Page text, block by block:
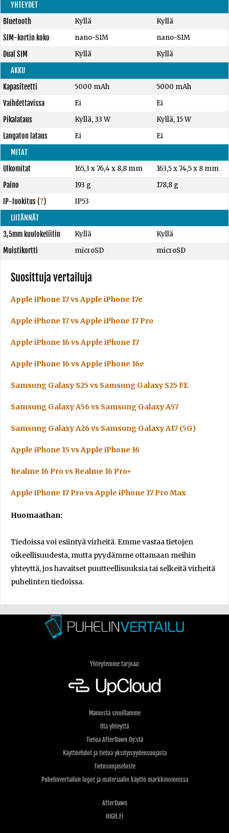
YHTEYDET
Bluetooth
Kyllä
Kyllä
SIM-kortin koko
nano-SIM
nano-SIM
Dual SIM
Kyllä
Kyllä
AKKU
Kapasiteetti
5000 mAh
5000 mAh
Vaihdettavissa
Ei
Ei
Pikalataus
Kyllä, 33 W
Kyllä, 15 W
Langaton lataus
Ei
Ei
MITAT
Ulkomitat
165,3 x 76,4 x 8,8 mm
163,5 x 74,5 x 8 mm
Paino
193 g
178,8 g
IP-luokitus(?)
IP53
LIITÄNNÄT
3,5mm kuulokeliitin
Kyllä
Kyllä
Muistikortti
microSD microSD
Suosittuja vertailuja
Apple iPhone 17 vs Apple iPhone 17e
Apple iPhone 17 vs Apple iPhone 17 Pro
Apple iPhone 16 vs Apple iPhone 17
Apple iPhone 16 vs Apple iPhone 16e
Samsung Galaxy S25 vs Samsung Galaxy S25 FE
Samsung Galaxy A56 vs Samsung Galaxy A57
Samsung Galaxy A26 vs Samsung Galaxy A17 (5G)
Apple iPhone 15 vs Apple iPhone 16
Realme 16 Pro vs Realme 16 Pro+
Apple iPhone 17 Pro vs Apple iPhone 17 Pro Max
Huomaathan:
Tiedoissa voi esiintyä virheitä. Emme vastaa tietojen
oikeellisuudesta, mutta pyydämme ottamaan meihin
yhteyttä, jos havaitset puutteellisuuksia tai selkeitä virheitä
puhelinten tiedoissa.
Yhteytemme tarjoaa:
Mainosta sivuillamme
Ota yhteyttä
Tietoa AfterDawn Oy:stä
Käyttöehdot ja tietoa yksityisyydensuojasta
Tietosuojaseloste
Puhelinvertailun logot ja materiaalin käyttö markkinoinnissa
AfterDawn
HIGH.FI